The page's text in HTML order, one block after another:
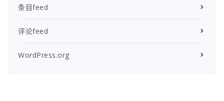
条目feed
评论feed
WordPress.org